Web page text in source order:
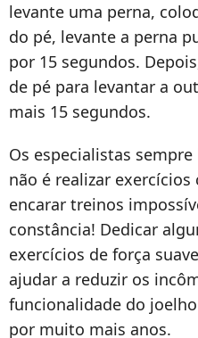
levante uma perna,
do pé, levante a perna
por 15 segundos.
de pé para levantar a
mais 15 segundos.
Os especialistas
não é realizar
encarar treinos
constância! Dedicar
exercícios de força
ajudar a reduzir os
funcionalidade do
por muito mais anos.